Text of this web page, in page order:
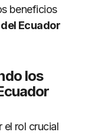
beneficios
Ecuador
los
el rol crucial